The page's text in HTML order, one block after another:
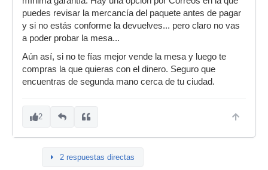
puedes revisar la mercancía del paquete antes de pagar
y si no estás conforme la devuelves... pero claro no vas
a poder probar la mesa...
Aún así, si no te fías mejor vende la mesa y luego te
compras la que quieras con el dinero. Seguro que
encuentras de segunda mano cerca de tu ciudad.
2
2 respuestas directas